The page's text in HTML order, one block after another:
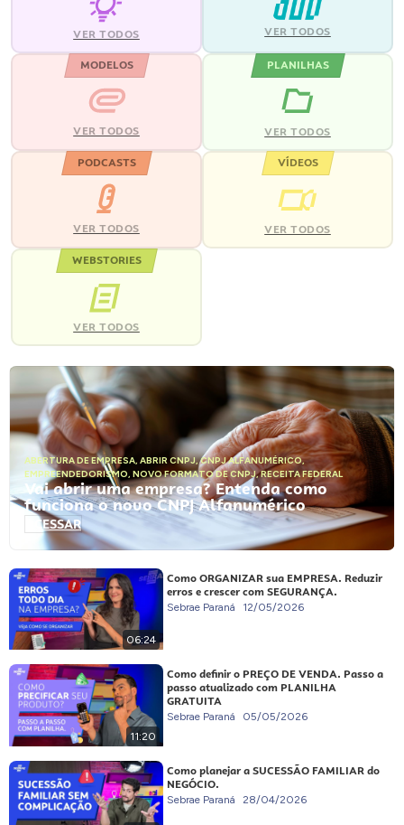
VER TODOS VER TODOS
MODELOS
VER TODOS
PLANILHAS
VER TODOS
PODCASTS
VER TODOS
VÍDEOS
VER TODOS
WEBSTORIES
VER TODOS
ABERTURA DE EMPRESA, ABRIR CNPJ,CNPJ ALFANUMÉRICO,
EMPREENDEDORISMO, NOVO FORMATO DE CNPJ,RECEITA FEDERAL
Vai abrir uma empresa? Entenda como
funciona o novo CNPJ Alfanumérico
ACESSAR
06:24
Como ORGANIZAR sua EMPRESA. Reduzir
erros e crescer com SEGURANÇA.
Sebrae Paraná 12/05/2026
11:20
Como definir o PREÇO DE VENDA. Passo a
passo atualizado com PLANILHA
GRATUITA
Sebrae Paraná 05/05/2026
Como planejar a SUCESSÃO FAMILIAR do
NEGÓCIO.
Sebrae Paraná 28/04/2026